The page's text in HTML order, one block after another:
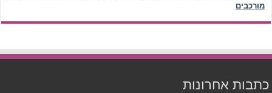
מורכבים
כתבות אחרונות